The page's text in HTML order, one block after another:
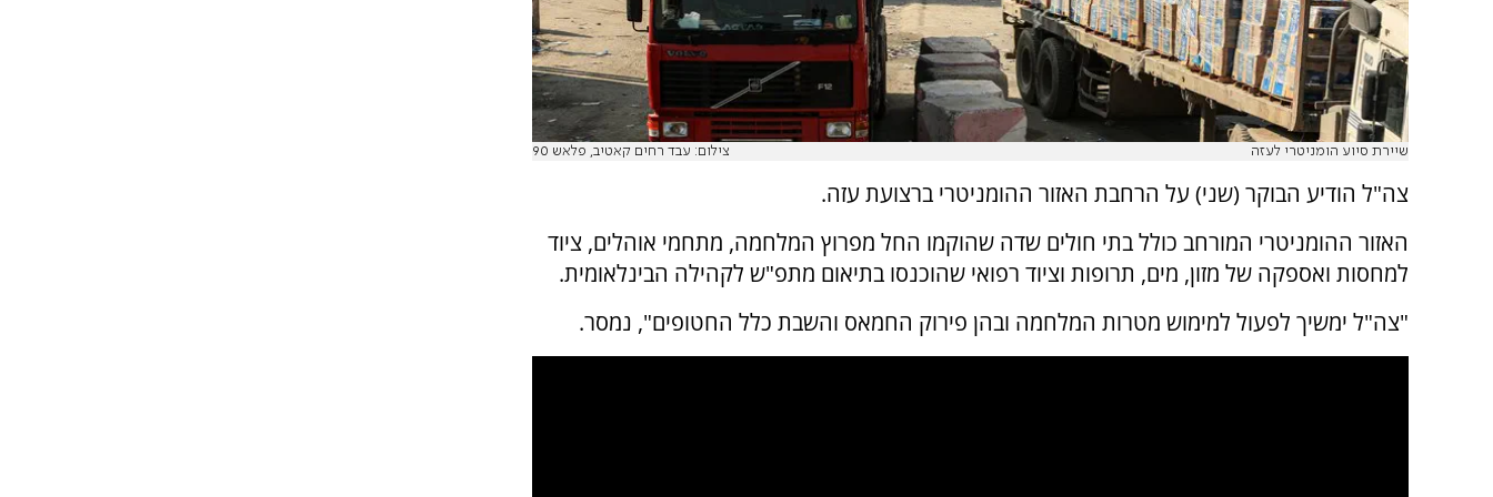
שיירת סיוע הומניטרי לעזה צילום: עבד רחים קאטיב, פלאש 90
צה"ל הודיע הבוקר (שני) על הרחבת האזור ההומניטרי ברצועת עזה.
האזור ההומניטרי המורחב כולל בתי חולים שדה שהוקמו החל מפרוץ המלחמה, מתחמי אוהלים, ציוד
למחסות ואספקה של מזון, מים, תרופות וציוד רפואי שהוכנסו בתיאום מתפ"ש לקהילה הבינלאומית.
"צה"ל ימשיך לפעול למימוש מטרות המלחמה ובהן פירוק החמאס והשבת כלל החטופים", נמסר.